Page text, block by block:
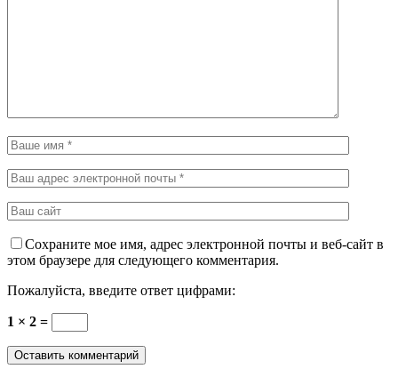
Сохраните мое имя, адрес электронной почты и веб-сайт в
этом браузере для следующего комментария.
Пожалуйста, введите ответ цифрами:
1 × 2 =